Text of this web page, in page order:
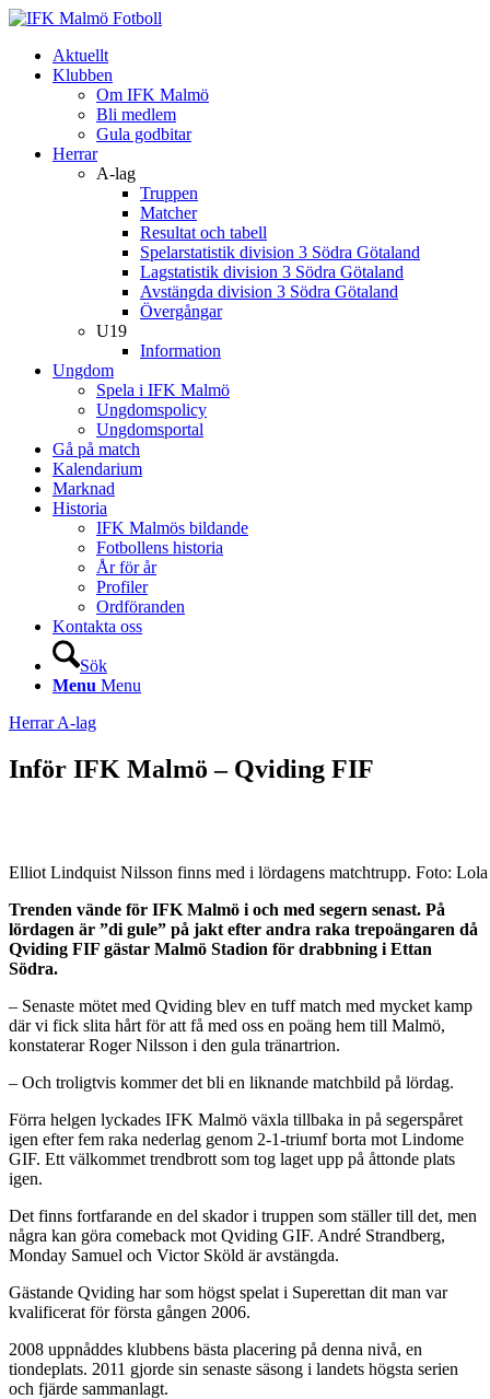
Aktuellt
Klubben
Om IFK Malmö
Bli medlem
Gula godbitar
Herrar
A-lag
Truppen
Matcher
Resultat och tabell
Spelarstatistik division 3 Södra Götaland
Lagstatistik division 3 Södra Götaland
Avstängda division 3 Södra Götaland
Övergångar
U19
Information
Ungdom
Spela i IFK Malmö
Ungdomspolicy
Ungdomsportal
Gå på match
Kalendarium
Marknad
Historia
IFK Malmös bildande
Fotbollens historia
År för år
Profiler
Ordföranden
Kontakta oss
Sök
Menu Menu
Herrar A-lag
Inför IFK Malmö – Qviding FIF
Elliot Lindquist Nilsson finns med i lördagens matchtrupp. Foto:
Trenden vände för IFK Malmö i och med segern senast. På
lördagen är ”di gule” på jakt efter andra raka trepoängaren då
Qviding FIF gästar Malmö Stadion för drabbning i Ettan
Södra.
– Senaste mötet med Qviding blev en tuff match med mycket kamp
där vi fick slita hårt för att få med oss en poäng hem till Malmö,
konstaterar Roger Nilsson i den gula tränartrion.
– Och troligtvis kommer det bli en liknande matchbild på lördag.
Förra helgen lyckades IFK Malmö växla tillbaka in på segerspåret
igen efter fem raka nederlag genom 2-1-triumf borta mot Lindome
GIF. Ett välkommet trendbrott som tog laget upp på åttonde plats
igen.
Det finns fortfarande en del skador i truppen som ställer till det, men
några kan göra comeback mot Qviding GIF. André Strandberg,
Monday Samuel och Victor Sköld är avstängda.
Gästande Qviding har som högst spelat i Superettan dit man var
kvalificerat för första gången 2006.
2008 uppnåddes klubbens bästa placering på denna nivå, en
tiondeplats. 2011 gjorde sin senaste säsong i landets högsta serien
och fjärde sammanlagt.